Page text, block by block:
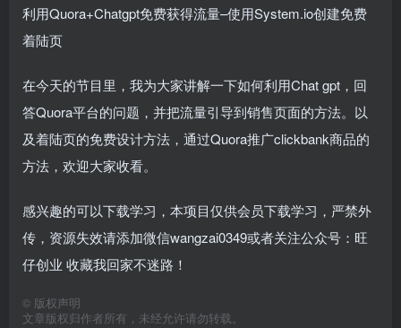
利用Quora+Chatgpt免费获得流量–使用System.io创建免费
着陆页
在今天的节目里，我为大家讲解一下如何利用Chat gpt，回
答Quora平台的问题，并把流量引导到销售页面的方法。以
及着陆页的免费设计方法，通过Quora推广clickbank商品的
方法，欢迎大家收看。
感兴趣的可以下载学习，本项目仅供会员下载学习，严禁外
传，资源失效请添加微信wangzai0349或者关注公众号：旺
仔创业 收藏我回家不迷路！
© 版权声明
文章版权归作者所有，未经允许请勿转载。